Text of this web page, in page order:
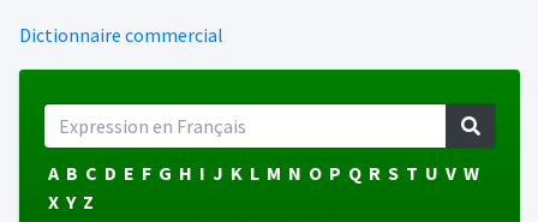
Dictionnaire commercial
A B C D E F G H I J K L M N O P Q R S T U V W
X Y Z